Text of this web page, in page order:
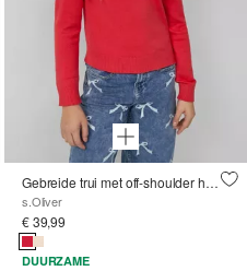
Gebreide trui met off-shoulder halslijn
s.Oliver
€ 39,99
DUURZAME